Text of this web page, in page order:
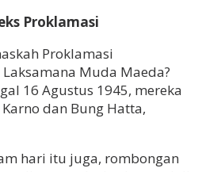
Proklamasi
Proklamasi
Muda Maeda?
16 Agustus 1945, mereka
dan Bung Hatta,
hari itu juga, rombongan